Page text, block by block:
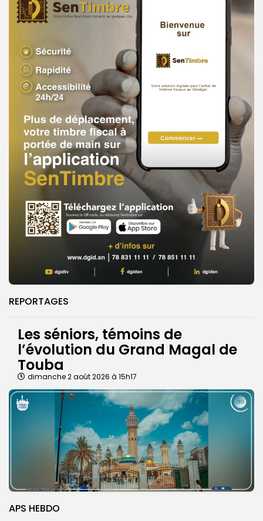
REPORTAGES
Les séniors, témoins de
l’évolution du Grand Magal de
Touba
dimanche 2 août 2026 à 15h17
APS HEBDO